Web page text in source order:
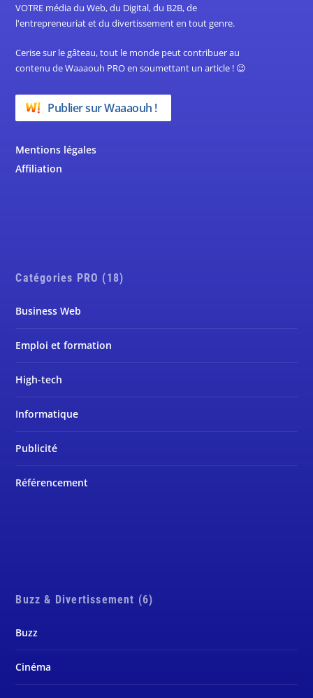
VOTRE média du Web, du Digital, du B2B, de
l'entrepreneuriat et du divertissement en tout genre.
Cerise sur le gâteau, tout le monde peut contribuer au
contenu de Waaaouh PRO en soumettant un article ! 😉
Publier sur Waaaouh !
Mentions légales
Affiliation
Catégories PRO (18)
Business Web
Emploi et formation
High-tech
Informatique
Publicité
Référencement
Buzz & Divertissement (6)
Buzz
Cinéma